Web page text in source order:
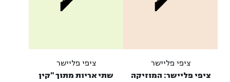
ציפי פליישר
ציפי פליישר: המוזיקה
ציפי פליישר
שתי אריות מתוך "קין